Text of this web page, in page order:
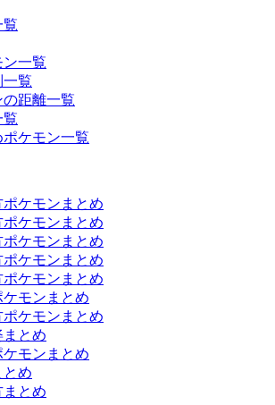
覧
一覧
一覧
距離一覧
覧
ケモン一覧
ケモンまとめ
ケモンまとめ
ケモンまとめ
ケモンまとめ
ケモンまとめ
モンまとめ
ケモンまとめ
まとめ
モンまとめ
とめ
とめ